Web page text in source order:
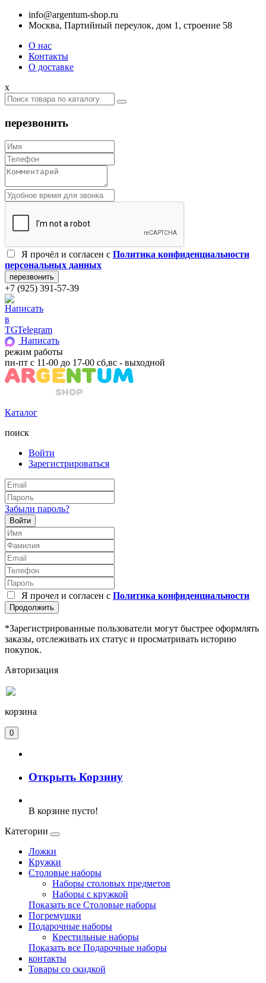
info@argentum-shop.ru
Москва, Партийный переулок, дом 1, строение 58
О нас
Контакты
О доставке
x
перезвонить
Я прочёл и согласен c Политика конфиденциальности
персональных данных
+7 (925) 391-57-39
Telegram
Написать
режим работы
пн-пт с 11-00 до 17-00 сб,вс - выходной
Каталог
поиск
Войти
Зарегистрироваться
Забыли пароль?
Войти
Я прочел и согласен с Политика конфиденциальности
Продолжить
*Зарегистрированные пользователи могут быстрее оформлять
заказы, отслеживать их статус и просматривать историю
покупок.
Авторизация
корзина
0
Открыть Корзину
В корзине пусто!
Категории
Ложки
Кружки
Столовые наборы
Наборы столовых предметов
Наборы с кружкой
Показать все Столовые наборы
Погремушки
Подарочные наборы
Крестильные наборы
Показать все Подарочные наборы
контакты
Товары со скидкой